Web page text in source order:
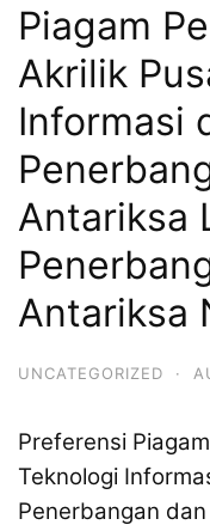
Piagam
Akrilik
Informasi
Antariksa
Antariksa
UNCATEGORIZED ·
Preferensi
Teknologi
Penerbangan